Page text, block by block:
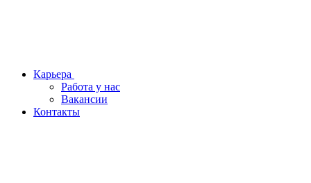
Карьера
Работа у нас
Вакансии
Контакты